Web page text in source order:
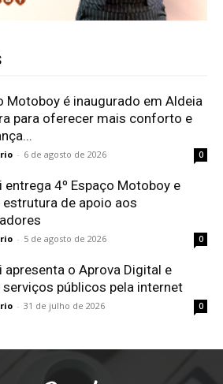
Motoboy é inaugurado em Aldeia
para oferecer mais conforto e
- 6 de agosto de 2026 0
entrega 4º Espaço Motoboy e
estrutura de apoio aos
- 5 de agosto de 2026 0
apresenta o Aprova Digital e
serviços públicos pela internet
- 31 de julho de 2026 0